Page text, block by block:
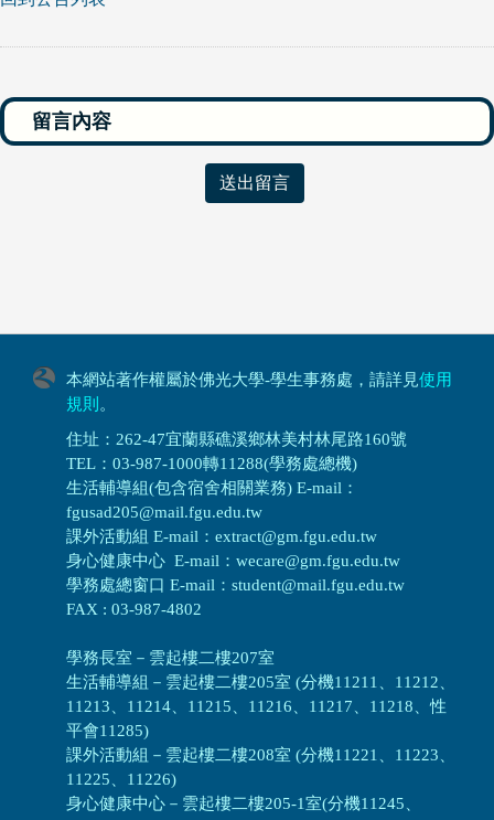
送出留言
本網站著作權屬於佛光大學-學生事務處，請詳見使用
規則 。
住址：262-47宜蘭縣礁溪鄉林美村林尾路160號
TEL：03-987-1000轉11288(學務處總機)
生活輔導組(包含宿舍相關業務) E-mail：
fgusad205@mail.fgu.edu.tw
課外活動組 E-mail：extract@gm.fgu.edu.tw
身心健康中心 E-mail：wecare@gm.fgu.edu.tw
學務處總窗口 E-mail：student@mail.fgu.edu.tw
FAX : 03-987-4802
學務長室－雲起樓二樓207室
生活輔導組 － 雲起樓二樓205室 (分機11211、11212、
11213、11214、11215、11216、11217、11218、性
平會11285)
課外活動組 － 雲起樓二樓208室 (分機11221、11223、
11225、11226)
身心健康中心 － 雲起樓二樓205-1室(分機11245、